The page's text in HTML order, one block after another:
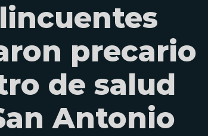
precario
de salud
Antonio